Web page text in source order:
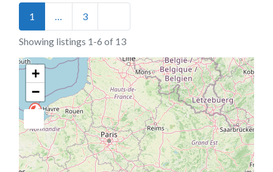
Posts navigation
1 3
Showing listings 1-6 of 13
+
−